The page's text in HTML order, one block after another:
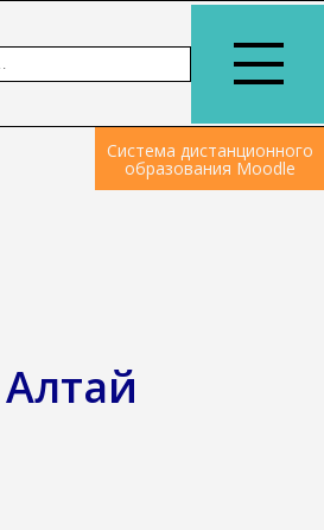
Система дистанционного
образования Moodle